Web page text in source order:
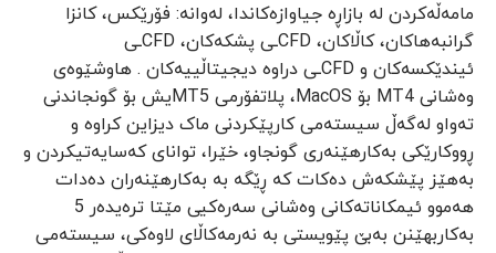
مامەڵەکردن لە بازاڕە جیاوازەکاندا، لەوانە: فۆرێکس، کانزا
گرانبەهاکان، کاڵاکان، CFDـی پشکەکان، CFDـی
ئیندێکسەکان و CFDـی دراوە دیجیتاڵییەکان . هاوشێوەی
وەشانی MT4 بۆ MacOS، پلاتفۆرمی MT5یش بۆ گونجاندنی
تەواو لەگەڵ سیستەمی کارپێکردنی ماک دیزاین کراوە و
ڕووکارێکی بەکارهێنەری گونجاو، خێرا، توانای کەسایەتیکردن و
بەهێز پێشکەش دەکات کە ڕێگە بە بەکارهێنەران دەدات
هەموو ئیمکاناتەکانی وەشانی سەرەکیی مێتا ترەیدەر 5
بەکاربهێنن بەبێ پێویستی بە نەرمەکاڵای لاوەکی، سیستەمی